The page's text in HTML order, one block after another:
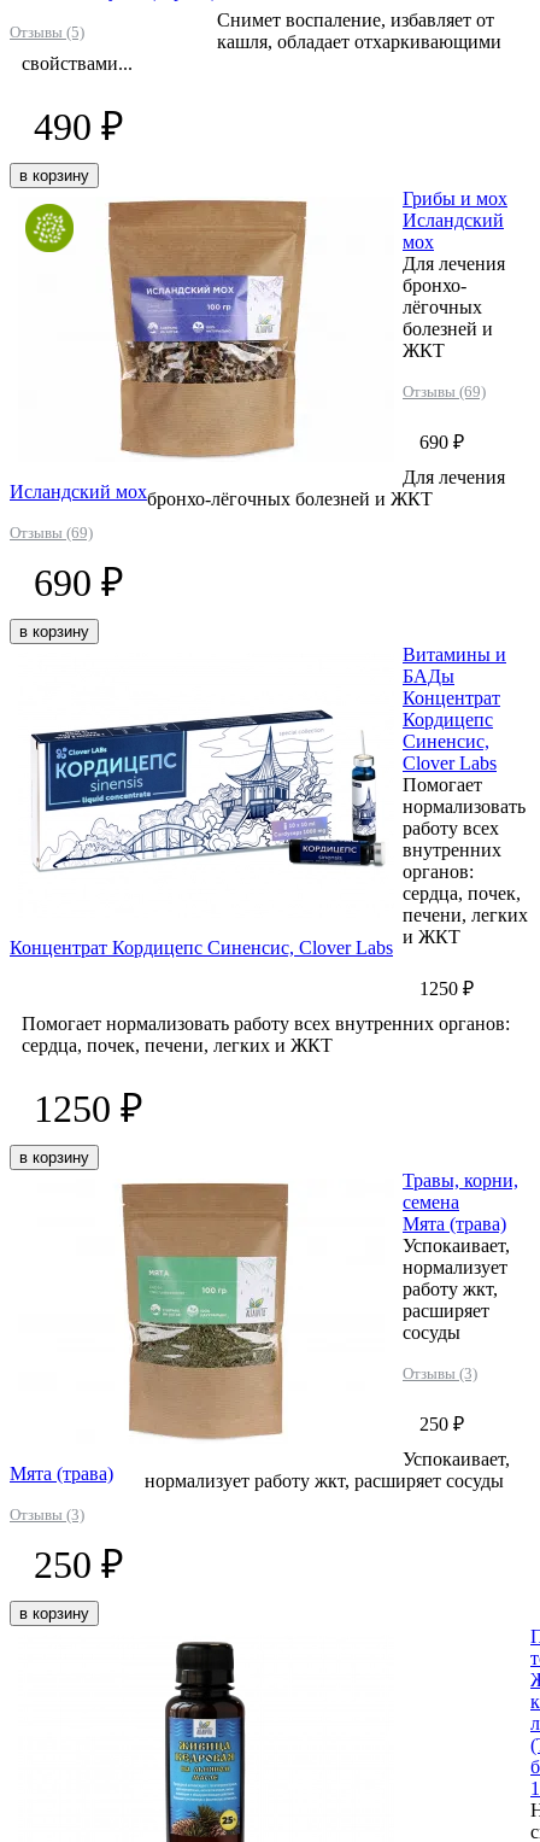
Отзывы (5)
Снимет воспаление, избавляет от
кашля, обладает отхаркивающими
свойствами...
490 ₽
в корзину
Исландский мох
Отзывы (69)
Грибы и мох
Исландский
мох
Для лечения
бронхо-
лёгочных
болезней и
ЖКТ
Отзывы (69)
690 ₽
Для лечения
бронхо-лёгочных болезней и ЖКТ
690 ₽
в корзину
Концентрат Кордицепс Синенсис, Clover Labs
Витамины и
БАДы
Концентрат
Кордицепс
Синенсис,
Clover Labs
Помогает
нормализовать
работу всех
внутренних
органов:
сердца, почек,
печени, легких
и ЖКТ
1250 ₽
Помогает нормализовать работу всех внутренних органов:
сердца, почек, печени, легких и ЖКТ
1250 ₽
в корзину
Мята (трава)
Отзывы (3)
Травы, корни,
семена
Мята (трава)
Успокаивает,
нормализует
работу жкт,
расширяет
сосуды
Отзывы (3)
250 ₽
Успокаивает,
нормализует работу жкт, расширяет сосуды
250 ₽
в корзину